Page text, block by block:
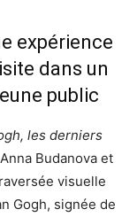
expérience
dans un
public
les derniers
Budanova et
visuelle
Gogh, signée de